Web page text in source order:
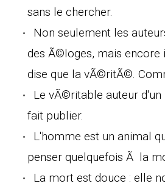
sans le chercher.
Non seulement les
des Ã©loges, mais encore
dise que la vÃ©ritÃ©.
Le vÃ©ritable auteur
fait publier.
L'homme est un animal
penser quelquefois Ã la
La mort est douce : elle